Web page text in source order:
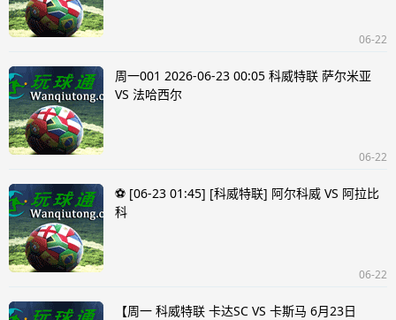
06-22
周一001 2026-06-23 00:05 科威特联 萨尔米亚
VS 法哈西尔
06-22
⚽ [06-23 01:45] [科威特联] 阿尔科威 VS 阿拉比
科
06-22
【周一 科威特联 卡达SC VS 卡斯马 6月23日